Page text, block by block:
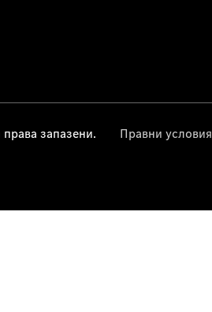
запазени. Правни условия